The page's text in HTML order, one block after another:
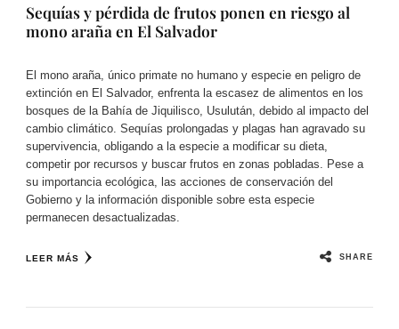
Sequías y pérdida de frutos ponen en riesgo al
mono araña en El Salvador
El mono araña, único primate no humano y especie en peligro de
extinción en El Salvador, enfrenta la escasez de alimentos en los
bosques de la Bahía de Jiquilisco, Usulután, debido al impacto del
cambio climático. Sequías prolongadas y plagas han agravado su
supervivencia, obligando a la especie a modificar su dieta,
competir por recursos y buscar frutos en zonas pobladas. Pese a
su importancia ecológica, las acciones de conservación del
Gobierno y la información disponible sobre esta especie
permanecen desactualizadas.
LEER MÁS SHARE